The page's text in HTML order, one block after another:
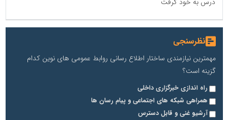
نظرسنجی
مهمترین نیازمندی ساختار اطلاع رسانی روابط عمومی های نوین کدام
گزینه است؟
راه اندازی خبرگزاری داخلی
همراهی شبکه های اجتماعی و پیام رسان ها
آرشیو غنی و قابل دسترس